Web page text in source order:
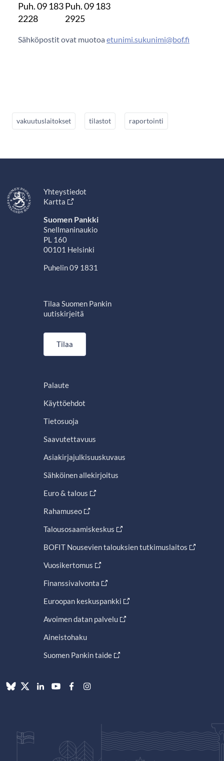
Puh. 09 183
2228
Puh. 09 183
2925
Sähköpostit ovat muotoa etunimi.sukunimi@bof.fi
vakuutuslaitokset tilastot raportointi
Yhteystiedot
Kartta
Suomen Pankki
Snellmaninaukio
PL 160
00101 Helsinki
Puhelin 09 1831
Tilaa Suomen Pankin
uutiskirjeitä
Tilaa
Palaute
Käyttöehdot
Tietosuoja
Saavutettavuus
Asiakirjajulkisuuskuvaus
Sähköinen allekirjoitus
Euro & talous
Rahamuseo
Talousosaamiskeskus
BOFIT Nousevien talouksien tutkimuslaitos
Vuosikertomus
Finanssivalvonta
Euroopan keskuspankki
Avoimen datan palvelu
Aineistohaku
Suomen Pankin taide